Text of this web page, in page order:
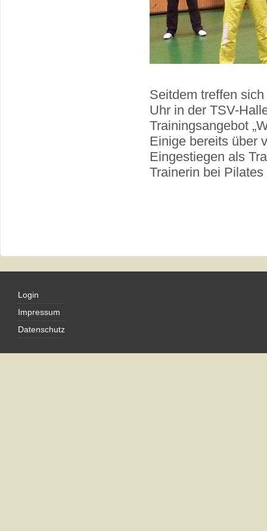
Seitdem treffen
Uhr in der TSV-
Trainingsangebot
Einige bereits über
Eingestiegen als
Trainerin bei
Login
Impressum
Datenschutz